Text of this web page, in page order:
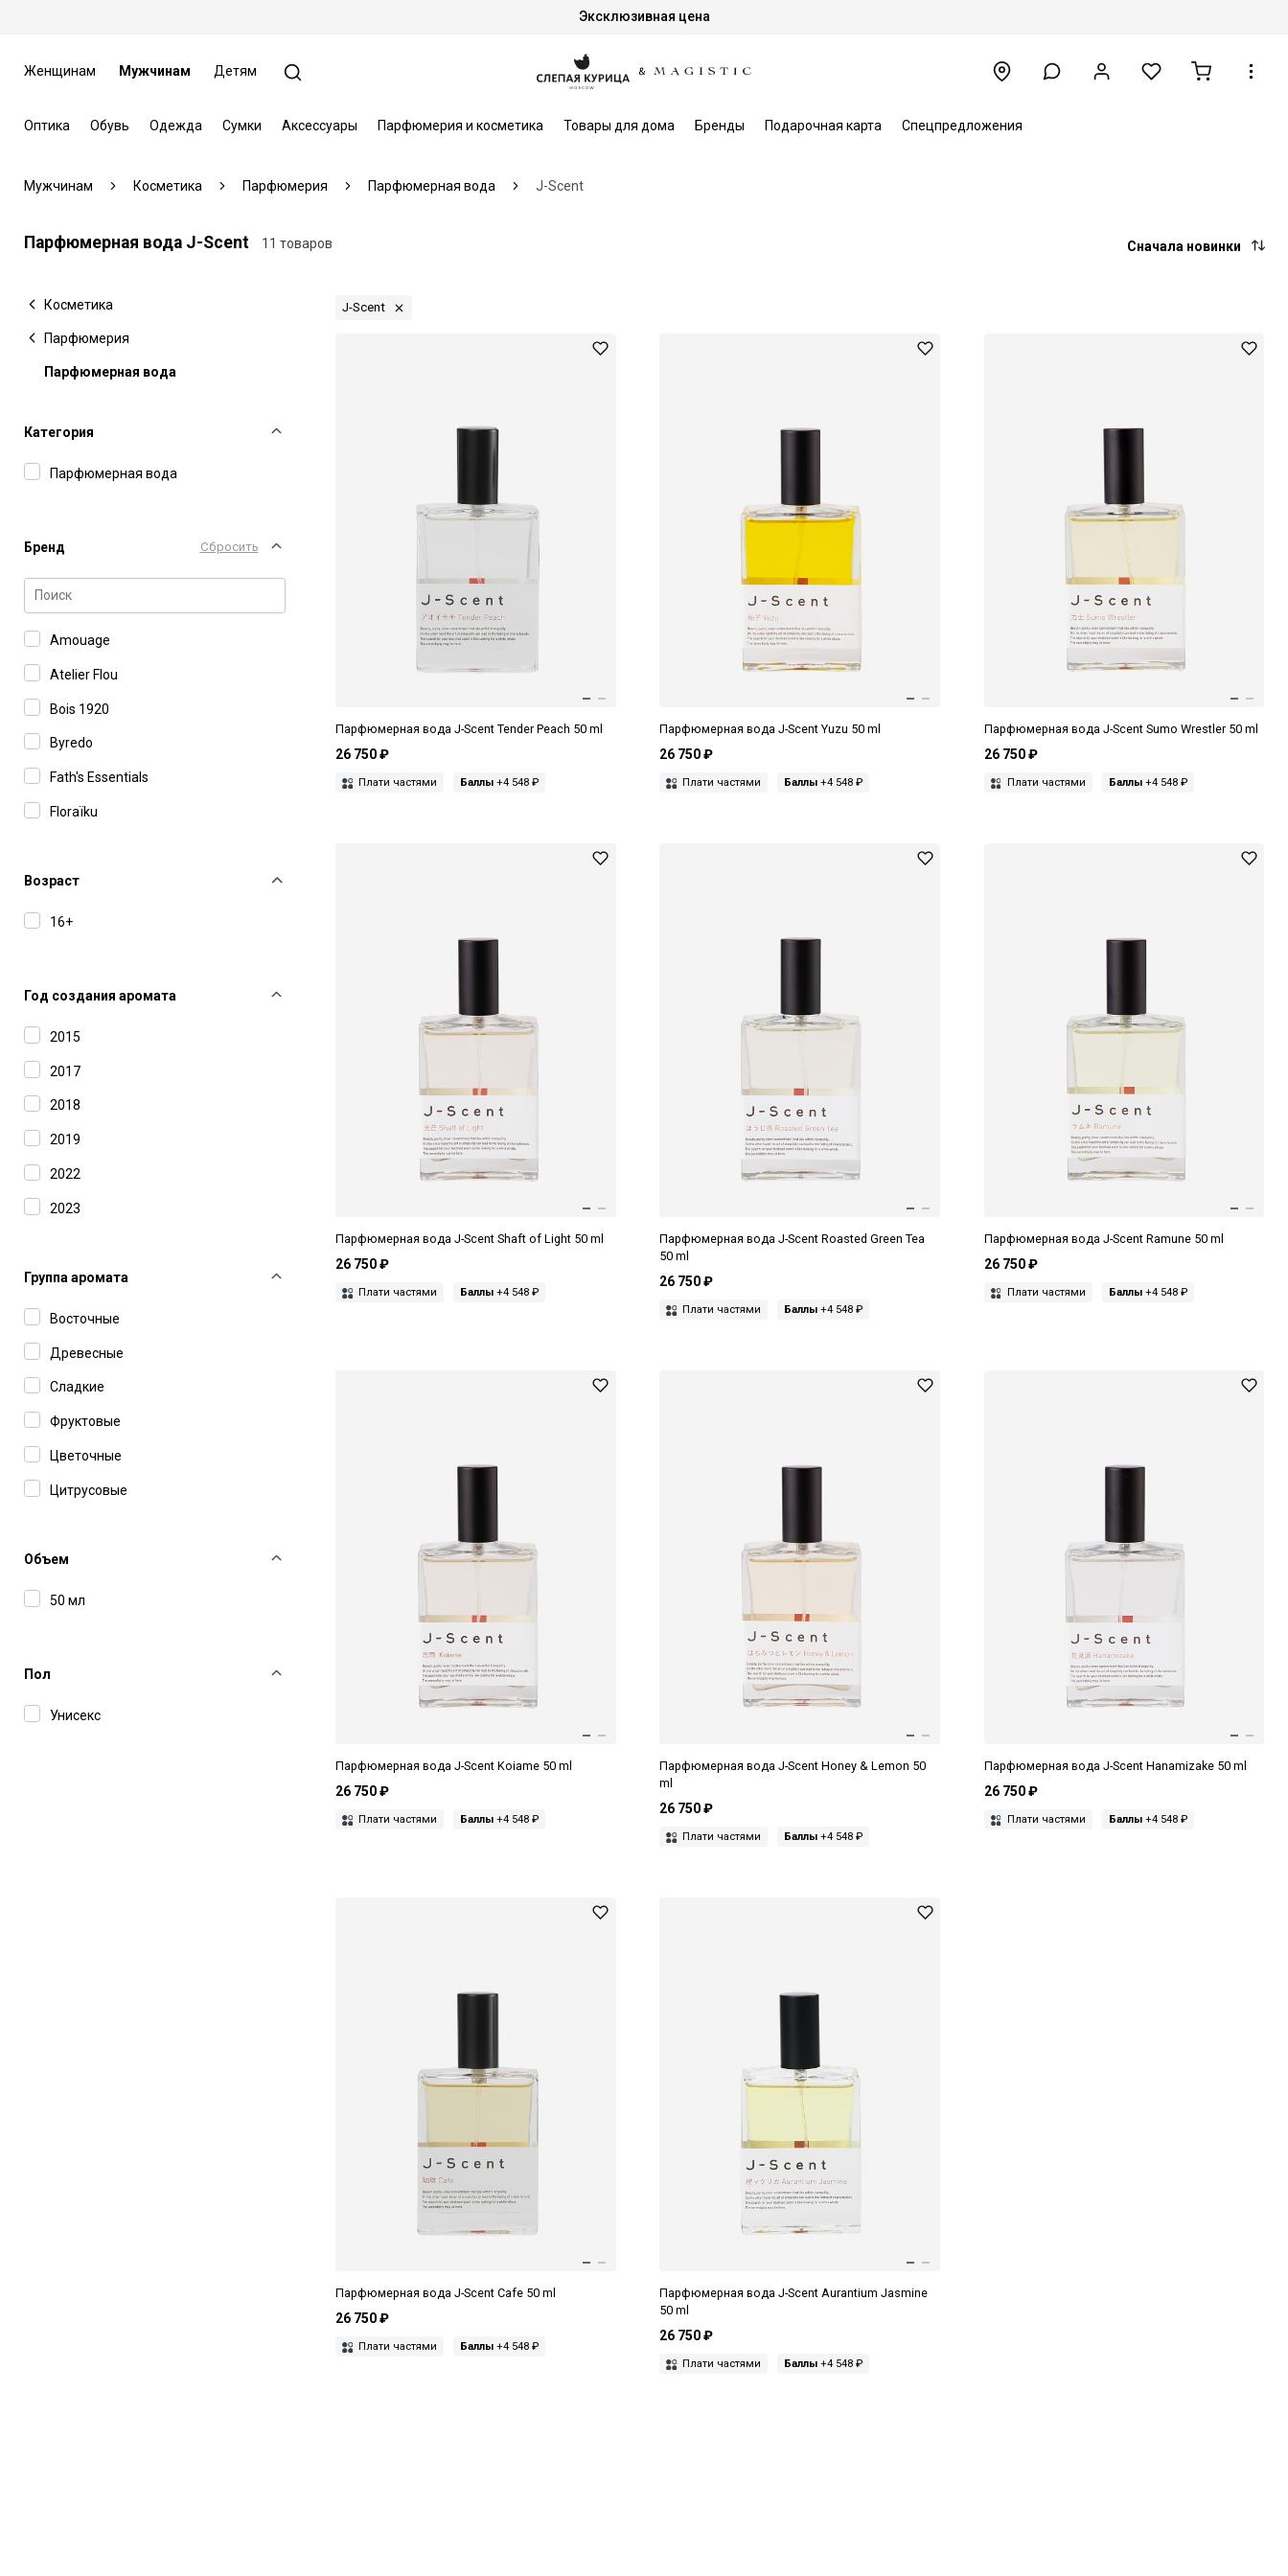
Эксклюзивная цена
Женщинам Мужчинам Детям
Оптика Обувь Одежда Сумки Аксессуары Парфюмерия и косметика Товары для дома Бренды Подарочная карта Спецпредложения
Мужчинам Косметика Парфюмерия Парфюмерная вода J-Scent
Парфюмерная вода J-Scent 11 товаров Сначала новинки
Косметика
Парфюмерия
Парфюмерная вода
Категория
Парфюмерная вода
Бренд Сбросить
Amouage
Atelier Flou
Bois 1920
Byredo
Fath's Essentials
Floraïku
Francesca Dell'Oro
Franck Olivier
Profumi
Map Of The Heart
Matiere Premiere
Mystikum
Ormaie
Pierre Guillaume
Serge Lutens
Voyages Imaginaires
Возраст
16+
Год создания аромата
2015
2017
2018
2019
2022
2023
Группа аромата
Восточные
Древесные
Сладкие
Фруктовые
Цветочные
Цитрусовые
Объем
50 мл
Пол
Унисекс
J-Scent
Парфюмерная вода J-Scent Tender Peach 50 ml
26 750 ₽
Плати частями Баллы +4 548 ₽
Парфюмерная вода J-Scent Yuzu 50 ml
26 750 ₽
Плати частями Баллы +4 548 ₽
Парфюмерная вода J-Scent Sumo Wrestler 50 ml
26 750 ₽
Плати частями Баллы+4 548 ₽
Парфюмерная вода J-Scent Shaft of Light 50 ml
26 750 ₽
Плати частями Баллы +4 548 ₽
Парфюмерная вода J-Scent Roasted Green Tea
50 ml
26 750 ₽
Плати частями Баллы +4 548 ₽
Парфюмерная вода J-Scent Ramune 50 ml
26 750 ₽
Плати частями Баллы+4 548 ₽
Парфюмерная вода J-Scent Koiame 50 ml
26 750 ₽
Плати частями Баллы +4 548 ₽
Парфюмерная вода J-Scent Honey & Lemon 50
ml
26 750 ₽
Плати частями Баллы +4 548 ₽
Парфюмерная вода J-Scent Hanamizake 50 ml
26 750 ₽
Плати частями Баллы+4 548 ₽
Парфюмерная вода J-Scent Cafe 50 ml
26 750 ₽
Плати частями Баллы +4 548 ₽
Парфюмерная вода J-Scent Aurantium Jasmine
50 ml
26 750 ₽
Плати частями Баллы +4 548 ₽